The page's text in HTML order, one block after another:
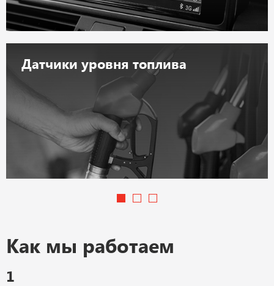
Датчики уровня топлива
Как мы работаем
1